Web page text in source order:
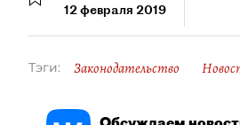
12 февраля 2019
Тэги: Законодательство